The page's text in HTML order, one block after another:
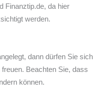
Finanztip.de, da hier
werden.
dann dürfen Sie sich
Beachten Sie, dass
können.